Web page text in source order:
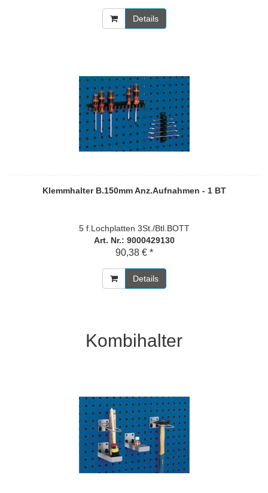
Details
Klemmhalter B.150mm Anz.Aufnahmen - 1 BT
5 f.Lochplatten 3St./Btl.BOTT
Art. Nr.: 9000429130
90,38 € *
Details
Kombihalter